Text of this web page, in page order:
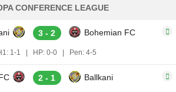
CONFERENCE LEAGUE
3 - 2 Bohemian FC
1-1 HP: 0-0 Pen: 4-5
2 - 1 Ballkani